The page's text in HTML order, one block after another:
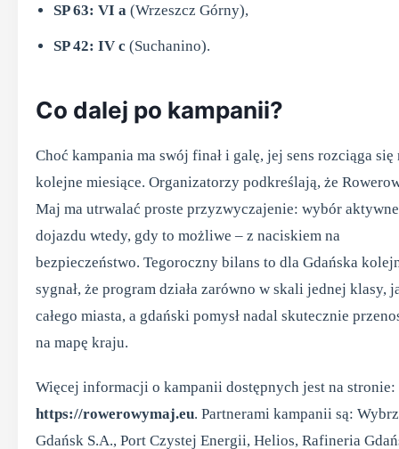
SP 63: VI a (Wrzeszcz Górny),
SP 42: IV c (Suchanino).
Co dalej po kampanii?
Choć kampania ma swój finał i galę, jej sens rozciąga się
kolejne miesiące. Organizatorzy podkreślają, że
Maj ma utrwalać proste przyzwyczajenie: wybór
dojazdu wtedy, gdy to możliwe – z naciskiem na
bezpieczeństwo. Tegoroczny bilans to dla Gdańska
sygnał, że program działa zarówno w skali jednej klasy,
całego miasta, a gdański pomysł nadal skutecznie
na mapę kraju.
Więcej informacji o kampanii dostępnych jest na stronie:
https://rowerowymaj.eu. Partnerami kampanii są:
Gdańsk S.A., Port Czystej Energii, Helios, Rafineria